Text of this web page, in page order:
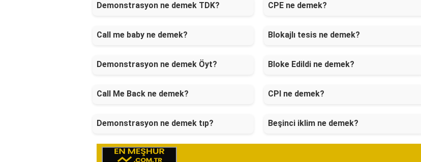
Demonstrasyon ne demek TDK? CPE ne demek?
Call me baby ne demek? Blokajlı tesis ne demek?
Demonstrasyon ne demek Öyt? Bloke Edildi ne demek?
Call Me Back ne demek? CPI ne demek?
Demonstrasyon ne demek tıp? Beşinci iklim ne demek?